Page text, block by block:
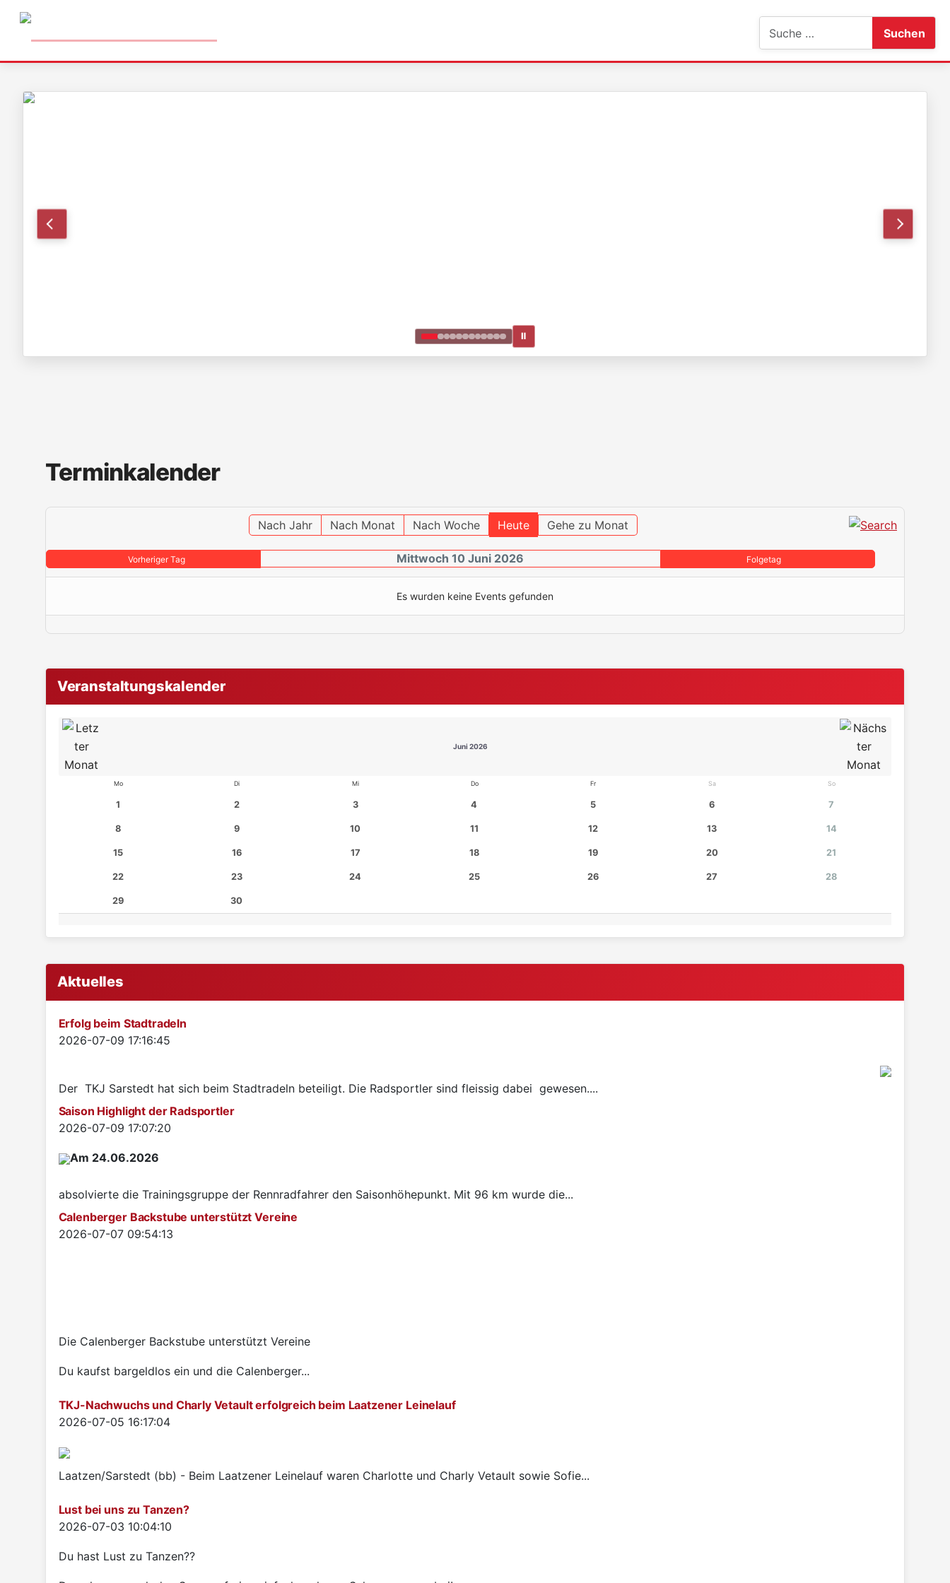
Suchen
Ⅱ
Terminkalender
Nach Jahr Nach Monat Nach Woche Heute Gehe zu Monat
Vorheriger Tag Mittwoch 10 Juni 2026 Folgetag
Es wurden keine Events gefunden
Veranstaltungskalender
Juni 2026
Mo Di Mi Do Fr Sa So
1 2 3 4 5 6 7
8 9 10 11 12 13 14
15 16 17 18 19 20 21
22 23 24 25 26 27 28
29 30
Aktuelles
Erfolg beim Stadtradeln
Details
2026-07-09 17:16:45
Der TKJ Sarstedt hat sich beim Stadtradeln beteiligt. Die Radsportler sind fleissig dabei gewesen....
Saison Highlight der Radsportler
Details
2026-07-09 17:07:20
Am 24.06.2026
absolvierte die Trainingsgruppe der Rennradfahrer den Saisonhöhepunkt. Mit 96 km wurde die...
Calenberger Backstube unterstützt Vereine
Details
2026-07-07 09:54:13
Die Calenberger Backstube unterstützt Vereine
Du kaufst bargeldlos ein und die Calenberger...
TKJ-Nachwuchs und Charly Vetault erfolgreich beim Laatzener Leinelauf
Details
2026-07-05 16:17:04
Laatzen/Sarstedt (bb) - Beim Laatzener Leinelauf waren Charlotte und Charly Vetault sowie Sofie...
Lust bei uns zu Tanzen?
Details
2026-07-03 10:04:10
Du hast Lust zu Tanzen??